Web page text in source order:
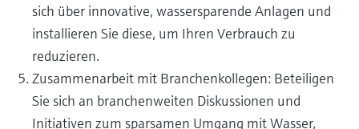
sich über innovative, wassersparende Anlagen und
installieren Sie diese, um Ihren Verbrauch zu
reduzieren.
Zusammenarbeit mit Branchenkollegen: Beteiligen
Sie sich an branchenweiten Diskussionen und
Initiativen zum sparsamen Umgang mit Wasser,